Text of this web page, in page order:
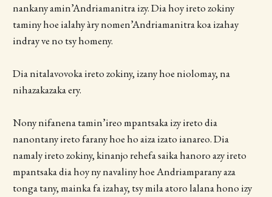
nankany amin’Andriamanitra izy. Dia hoy ireto zokiny
taminy hoe ialahy àry nomen’Andriamanitra koa izahay
indray ve no tsy homeny.
Dia nitalavovoka ireto zokiny, izany hoe niolomay, na
nihazakazaka ery.
Nony nifanena tamin’ireo mpantsaka izy ireto dia
nanontany ireto farany hoe ho aiza izato ianareo. Dia
namaly ireto zokiny, kinanjo rehefa saika hanoro azy ireto
mpantsaka dia hoy ny navaliny hoe Andriamparany aza
tonga tany, mainka fa izahay, tsy mila atoro lalana hono izy